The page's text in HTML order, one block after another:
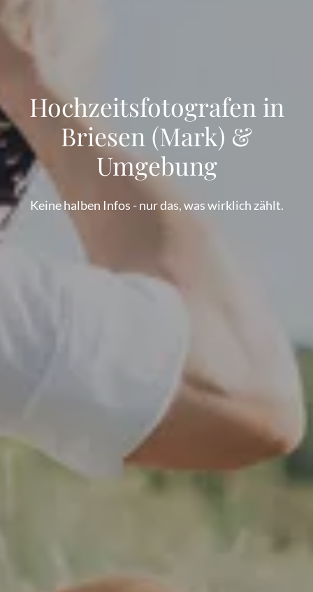
Hochzeitsfotografen in
Briesen (Mark) &
Umgebung
Keine halben Infos - nur das, was wirklich zählt.